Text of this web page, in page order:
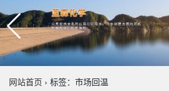
网站首页 › 标签：市场回温